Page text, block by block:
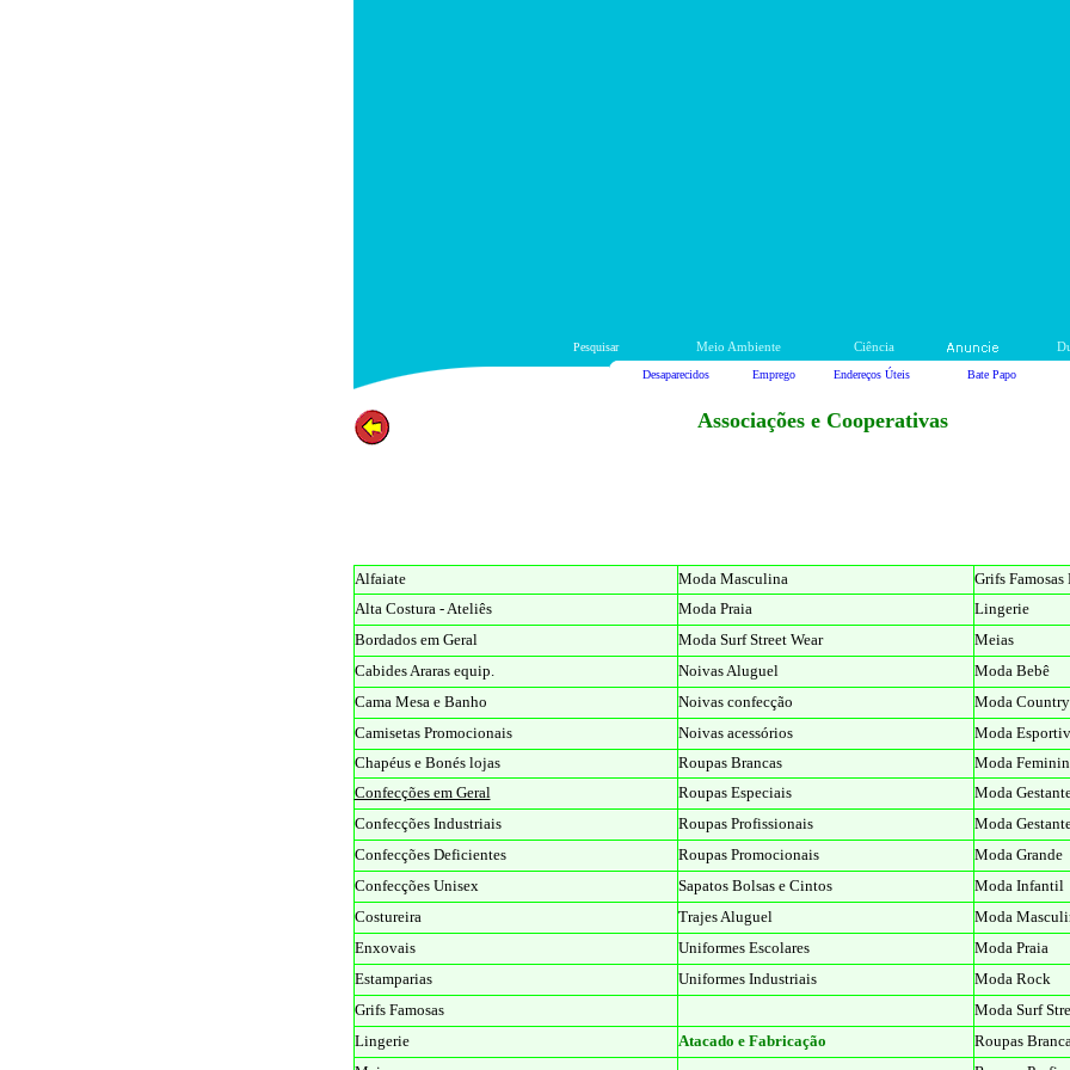
Pesquisar Meio Ambiente Ciência
Desaparecidos Emprego Endereços Úteis Bate Papo
Associações e Cooperativas
Alfaiate Moda Masculina
Grifs Famosas
Alta Costura - Ateliês
Moda Praia
Lingerie
Bordados em Geral
Moda Surf Street Wear
Meias
Cabides Araras equip.
Noivas Aluguel
Moda Bebê
Cama Mesa e Banho
Noivas confecção
Moda Country
Camisetas Promocionais
Noivas acessórios
Moda
Chapéus e Bonés lojas
Roupas Brancas
Moda
Confecções em Geral
Roupas Especiais
Moda
Confecções Industriais
Roupas Profissionais
Moda
Confecções Deficientes
Roupas Promocionais
Moda Grande
Confecções Unisex
Sapatos Bolsas e Cintos
Moda Infantil
Costureira
Trajes Aluguel
Moda
Enxovais
Uniformes Escolares
Moda Praia
Estamparias
Uniformes Industriais
Moda Rock
Grifs Famosas
Moda Surf
Lingerie
Atacado e Fabricação
Roupas